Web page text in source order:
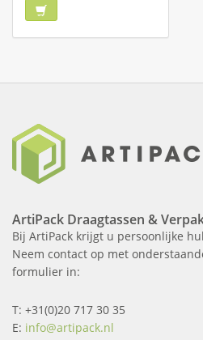
ArtiPack Draagtassen &
Bij ArtiPack krijgt u persoonlijke
Neem contact op met
formulier in:
T: +31(0)20 717 30 35
E: info@artipack.nl